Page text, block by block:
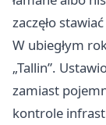
zaczęło
W ubiegłym
„Tallin”.
zamiast
kontrole